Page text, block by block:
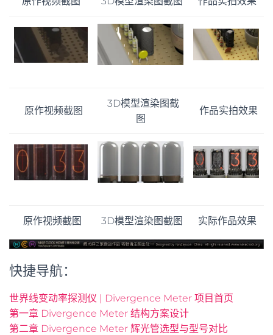
原作视频截图
3D模型渲染图截
图
作品实拍效果
原作视频截图 3D模型渲染图截图 实际作品效果
快捷导航：
世界线变动率探测仪 | Divergence Meter 项目首页
第一章 Divergence Meter 结构方案设计
第二章 Divergence Meter 辉光管选型与型号对比